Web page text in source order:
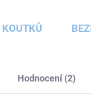
Hodnocení (2)